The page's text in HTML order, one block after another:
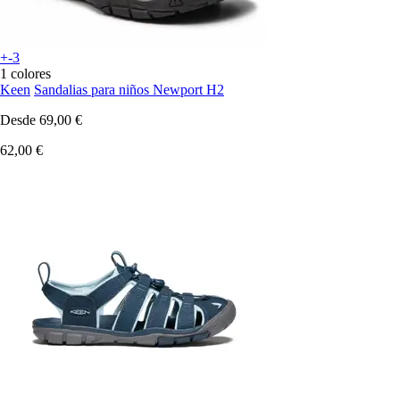
+-3
1 colores
Keen Sandalias para niños Newport H2
Desde 69,00 €
62,00 €